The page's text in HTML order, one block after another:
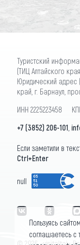
Туристский
(ТИЦ Алтайского
Юридический адрес
край, г. Барнаул,
ИНН 2225223458
+7 (3852) 206-101
Если заметили в
Ctrl+Enter
null
Пользуясь
соглашаетесь с